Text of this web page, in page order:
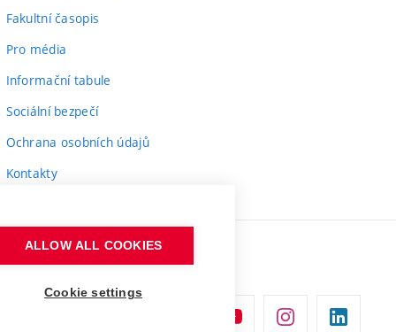
Fakultní časopis
Pro média
Informační tabule
Sociální bezpečí
Ochrana osobních údajů
Kontakty
ALLOW ALL COOKIES
Cookie settings